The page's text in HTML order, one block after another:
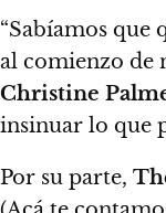
“Sabíamos que
al comienzo de
Christine
insinuar lo que
Por su parte,